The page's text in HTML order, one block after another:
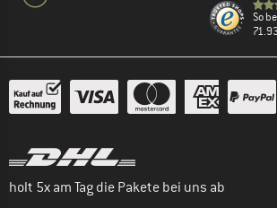
So
holt 5x am Tag die Pakete bei uns ab